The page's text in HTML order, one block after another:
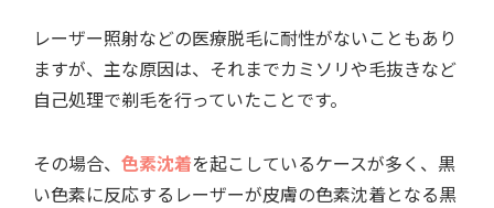
レーザー照射などの医療脱毛に耐性がないこともあり
ますが、主な原因は、それまでカミソリや毛抜きなど
自己処理で剃毛を行っていたことです。
その場合、 色素沈着を起こしているケースが多く、黒
い色素に反応するレーザーが皮膚の色素沈着となる黒